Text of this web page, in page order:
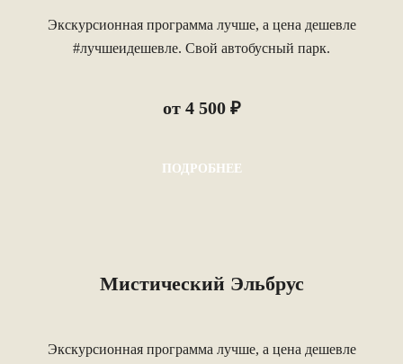
Экскурсионная программа лучше, а цена дешевле
#лучшеидешевле. Свой автобусный парк.
от 4 500 ₽
ПОДРОБНЕЕ
Мистический Эльбрус
Экскурсионная программа лучше, а цена дешевле